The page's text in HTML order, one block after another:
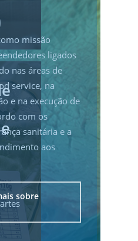
missão
ligados
nas áreas de
service, na
e na execução de
com os
sanitária e a
aos
sobre